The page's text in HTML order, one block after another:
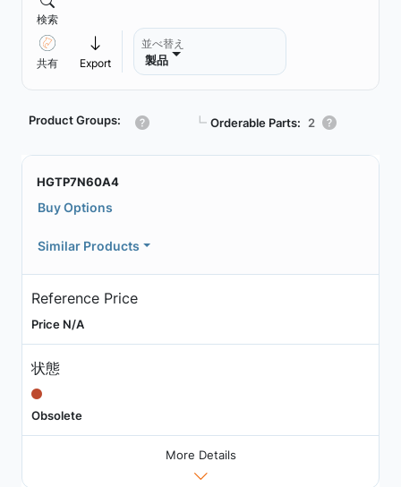
検索
共有 Export
並べ替え
製品
Product Groups: ┗ Orderable Parts: 2
HGTP7N60A4
Buy Options
Similar Products
Reference Price
Price N/A
状態
Obsolete
More Details